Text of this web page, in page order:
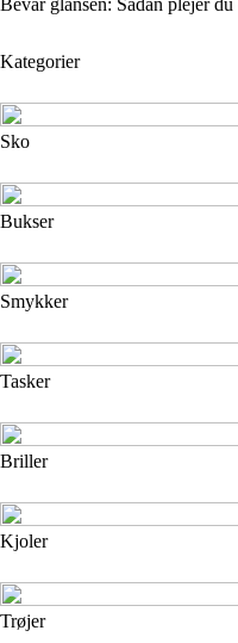
Bevar glansen: Sådan plejer
Kategorier
Sko
Bukser
Smykker
Tasker
Briller
Kjoler
Trøjer